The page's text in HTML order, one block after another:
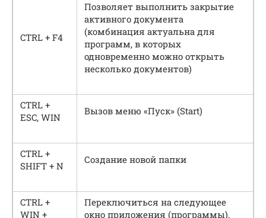
CTRL + F4
Позволяет выполнить закрытие
активного документа
(комбинация актуальна для
программ, в которых
одновременно можно открыть
несколько документов)
CTRL +
ESC, WIN
Вызов меню «Пуск» (Start)
CTRL +
SHIFT + N
Создание новой папки
CTRL +
WIN +
Переключиться на следующее
окно приложения (программы),